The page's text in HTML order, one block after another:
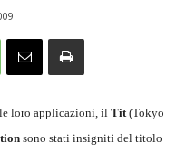
loro applicazioni, il Tit(Tokyo
sono stati insigniti del titolo